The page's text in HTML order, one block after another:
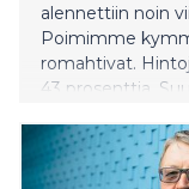
alennettiin noin
Poimimme
romahtivat.
43 prosenttia.
Viineissä suurin
tuotteessa oli